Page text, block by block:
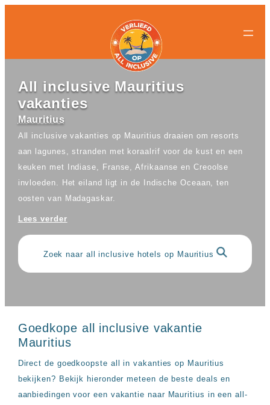
All-
Curacao
Egypte
Griekenland
Mexico
Spanje
Turkije
Populaire
bestemmingen
Antalya
Canaria
Hurghada
Kreta
All
bestemmingen
All-
inclusive
resorts
Egypte
inclusive
hotels
Griekenland
resorts
Mexico
inclusive
Spanje
Populaire
hotels
Beach
Alanya
inhoud
All inclusive Mauritius
vakanties
Mauritius
All inclusive vakanties op Mauritius draaien om resorts
aan lagunes, stranden met koraalrif voor de kust en een
keuken met Indiase, Franse, Afrikaanse en Creoolse
invloeden. Het eiland ligt in de Indische Oceaan, ten
oosten van Madagaskar.
Lees verder
Zoek naar all inclusive hotels op Mauritius
Goedkope all inclusive vakantie
Mauritius
Direct de goedkoopste all in vakanties op Mauritius
bekijken? Bekijk hieronder meteen de beste deals en
aanbiedingen voor een vakantie naar Mauritius in een all-